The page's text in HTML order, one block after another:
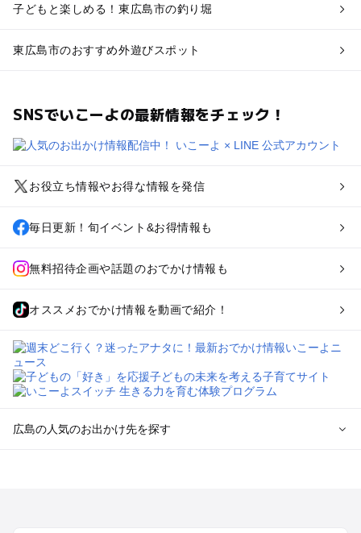
子どもと楽しめる！東広島市の釣り堀
東広島市のおすすめ外遊びスポット
SNSでいこーよの最新情報をチェック！
お役立ち情報やお得な情報を発信
毎日更新！旬イベント&お得情報も
無料招待企画や話題のおでかけ情報も
オススメおでかけ情報を動画で紹介！
広島の人気のお出かけ先を探す